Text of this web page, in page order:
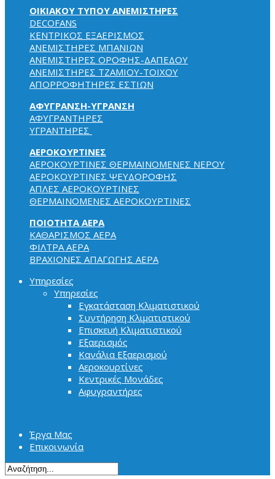
ΟΙΚΙΑΚΟΥ ΤΥΠΟΥ ΑΝΕΜΙΣΤΗΡΕΣ
DECOFANS
KENTPIKOΣ EΞAEPIΣMOΣ
ΑΝΕΜΙΣΤΗΡΕΣ ΜΠΑΝΙΩΝ
ΑΝΕΜΙΣΤΗΡΕΣ ΟΡΟΦΗΣ-ΔΑΠΕΔΟΥ
ΑΝΕΜΙΣΤΗΡΕΣ ΤΖΑΜΙΟΥ-ΤΟΙΧΟΥ
ΑΠΟΡΡΟΦΗΤΗΡΕΣ ΕΣΤΙΩΝ
ΑΦΥΓΡΑΝΣΗ-ΥΓΡΑΝΣΗ
ΑΦΥΓΡΑΝΤΗΡΕΣ
ΥΓΡΑΝΤΗΡΕΣ
ΑΕΡΟΚΟΥΡΤΙΝΕΣ
ΑΕΡΟΚΟΥΡΤΙΝΕΣ ΘΕΡΜΑΙΝΟΜΕΝΕΣ NEPOY
ΑΕΡΟΚΟΥΡΤΙΝΕΣ ΨΕΥΔΟΡΟΦΗΣ
ΑΠΛΕΣ ΑΕΡΟΚΟΥΡΤΙΝΕΣ
ΘΕΡΜΑΙΝΟΜΕΝΕΣ ΑΕΡΟΚΟΥΡΤΙΝΕΣ
ΠΟΙΟΤΗΤΑ ΑΕΡΑ
ΚΑΘΑΡΙΣΜΟΣ ΑΕΡΑ
ΦΙΛΤΡΑ ΑΕΡΑ
ΒΡΑΧΙΟΝΕΣ ΑΠΑΓΩΓΗΣ ΑΕΡΑ
Υπηρεσίες
Υπηρεσίες
Εγκατάσταση Κλιματιστικού
Συντήρηση Κλιματιστικού
Επισκευή Κλιματιστικού
Εξαερισμός
Κανάλια Εξαερισμού
Αεροκουρτίνες
Κεντρικές Μονάδες
Αφυγραντήρες
Έργα Μας
Επικοινωνία